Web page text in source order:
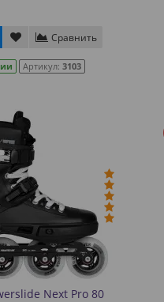
Сравнить
Артикул: 3103
Next Pro 80